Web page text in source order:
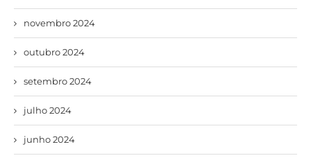
novembro 2024
outubro 2024
setembro 2024
julho 2024
junho 2024